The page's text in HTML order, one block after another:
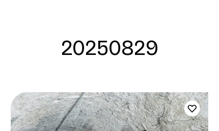
20250829